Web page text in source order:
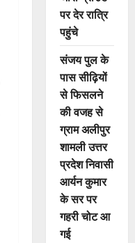
पर देर रात्रि
पहुंचे
संजय पुल के
पास सीढ़ियों
से फिसलने
की वजह से
ग्राम अलीपुर
शामली उत्तर
प्रदेश निवासी
आर्यन कुमार
के सर पर
गहरी चोट आ
गई